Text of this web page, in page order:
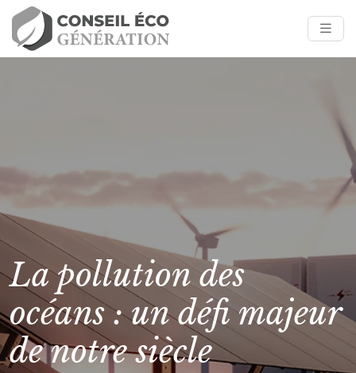
La pollution des
océans : un défi majeur
de notre siècle